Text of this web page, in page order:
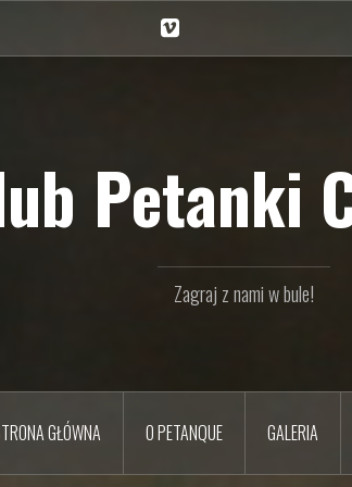
na
Petanki
Zagraj z nami w bule!
GŁÓWNA O PETANQUE GALERIA